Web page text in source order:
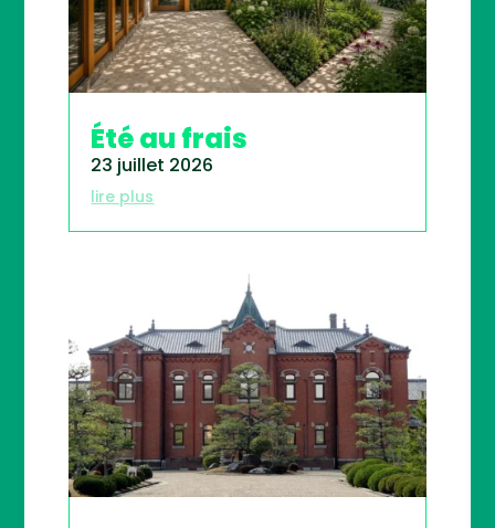
Été au frais
23 juillet 2026
lire plus